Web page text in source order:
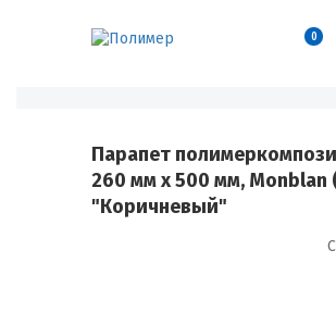
0
Парапет
260 мм х 500 мм, Monblan
"Коричневый"